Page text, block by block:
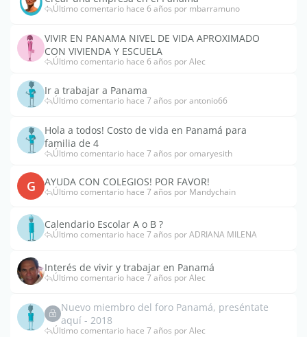
Último comentario hace 6 años por mbarramuno
VIVIR EN PANAMA NIVEL DE VIDA APROXIMADO
CON VIVIENDA Y ESCUELA
Último comentario hace 6 años por Alec
Ir a trabajar a Panama
Último comentario hace 7 años por antonio66
Hola a todos! Costo de vida en Panamá para
familia de 4
Último comentario hace 7 años por omaryesith
G AYUDA CON COLEGIOS! POR FAVOR!
Último comentario hace 7 años por Mandychain
Calendario Escolar A o B ?
Último comentario hace 7 años por ADRIANA MILENA
Interés de vivir y trabajar en Panamá
Último comentario hace 7 años por Alec
Nuevo miembro del foro Panamá, preséntate
aquí - 2018
Último comentario hace 7 años por Alec